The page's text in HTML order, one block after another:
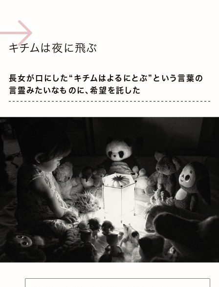
キチムは夜に飛ぶ
長女が口にした“キチムはよるにとぶ”という言葉の
言霊みたいなものに、希望を託した